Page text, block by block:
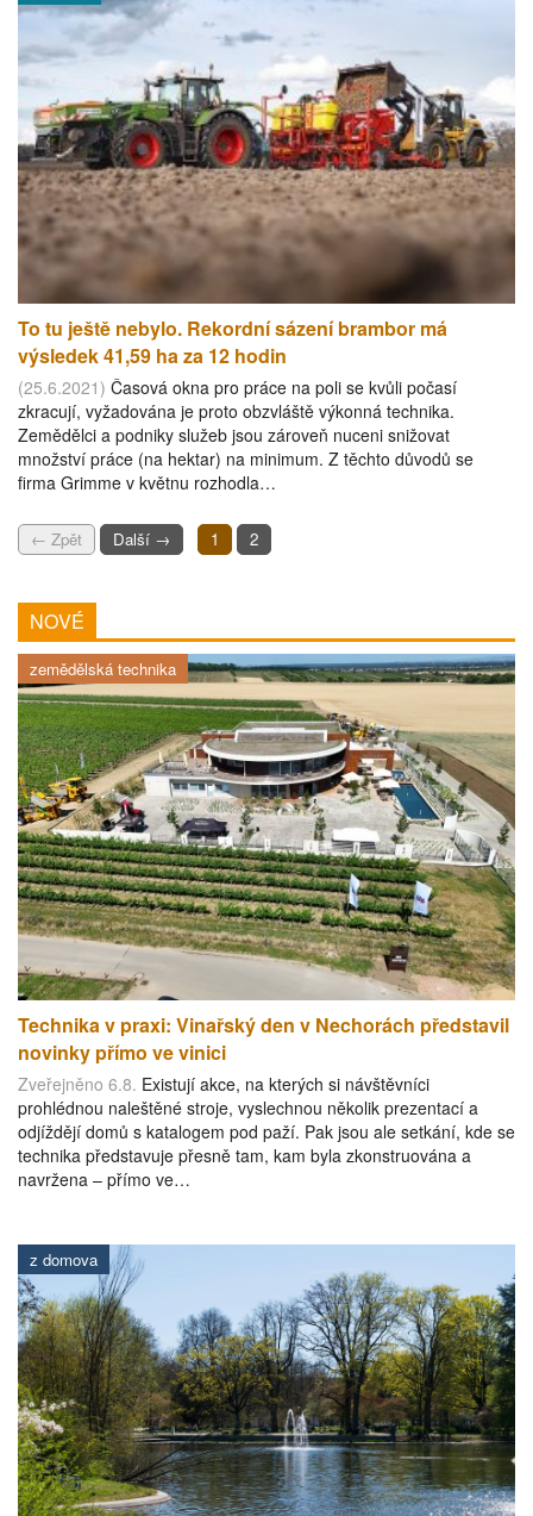
To tu ještě nebylo. Rekordní sázení brambor má
výsledek 41,59 ha za 12 hodin
(25.6.2021) Časová okna pro práce na poli se kvůli počasí
zkracují, vyžadována je proto obzvláště výkonná technika.
Zemědělci a podniky služeb jsou zároveň nuceni snižovat
množství práce (na hektar) na minimum. Z těchto důvodů se
firma Grimme v květnu rozhodla…
← Zpět Další → 1 2
NOVÉ
zemědělská technika
Technika v praxi: Vinařský den v Nechorách představil
novinky přímo ve vinici
Zveřejněno 6.8. Existují akce, na kterých si návštěvníci
prohlédnou naleštěné stroje, vyslechnou několik prezentací a
odjíždějí domů s katalogem pod paží. Pak jsou ale setkání, kde se
technika představuje přesně tam, kam byla zkonstruována a
navržena – přímo ve…
z domova